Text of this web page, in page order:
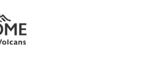
des cookies